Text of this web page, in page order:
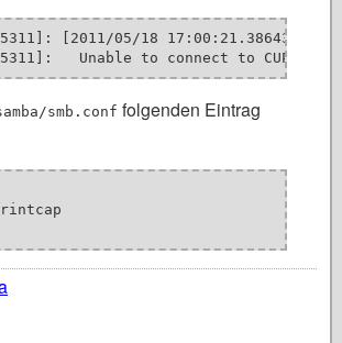
[2011/05/18 17:00:21.386431,
Unable to connect to CUPS
smb.conf folgenden Eintrag